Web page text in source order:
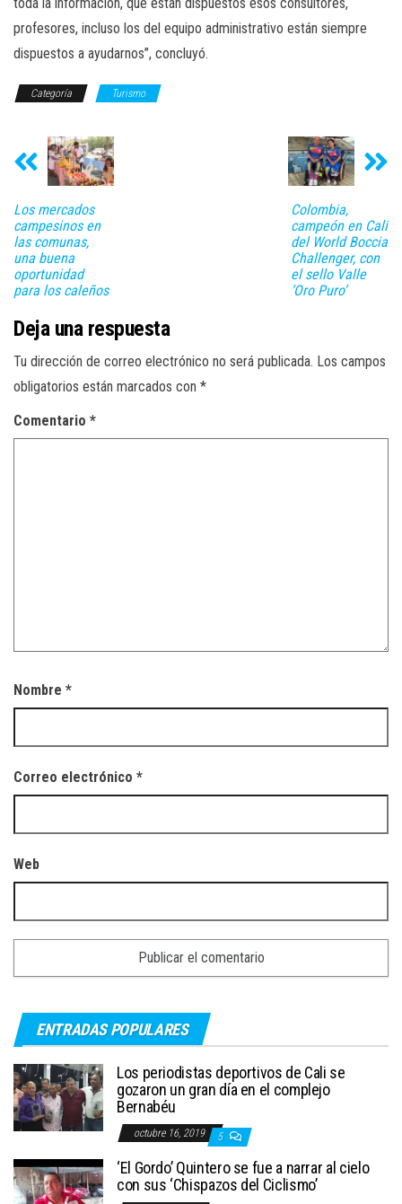
profesores, incluso los del equipo administrativo están siempre
dispuestos a ayudarnos”, concluyó.
Categoría Turismo
Los mercados
campesinos en
las comunas,
una buena
oportunidad
para los caleños
Colombia,
campeón en Cali
del World Boccia
Challenger, con
el sello Valle
‘Oro Puro’
Deja una respuesta
Tu dirección de correo electrónico no será publicada. Los campos
obligatorios están marcados con *
Comentario *
Nombre *
Correo electrónico *
Web
ENTRADAS POPULARES
Los periodistas deportivos de Cali se
gozaron un gran día en el complejo
Bernabéu
octubre 16, 2019 5
‘El Gordo’ Quintero se fue a narrar al cielo
con sus ‘Chispazos del Ciclismo’